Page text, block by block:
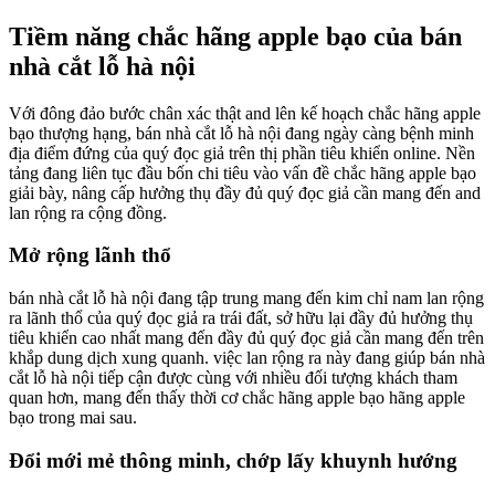
Tiềm năng chắc hãng apple bạo của bán
nhà cắt lỗ hà nội
Với đông đảo bước chân xác thật and lên kế hoạch chắc hãng apple
bạo thượng hạng, bán nhà cắt lỗ hà nội đang ngày càng bệnh minh
địa điểm đứng của quý đọc giả trên thị phần tiêu khiển online. Nền
tảng đang liên tục đầu bốn chi tiêu vào vấn đề chắc hãng apple bạo
giải bày, nâng cấp hưởng thụ đầy đủ quý đọc giả cần mang đến and
lan rộng ra cộng đồng.
Mở rộng lãnh thổ
bán nhà cắt lỗ hà nội đang tập trung mang đến kim chỉ nam lan rộng
ra lãnh thổ của quý đọc giả ra trái đất, sở hữu lại đầy đủ hưởng thụ
tiêu khiển cao nhất mang đến đầy đủ quý đọc giả cần mang đến trên
khắp dung dịch xung quanh. việc lan rộng ra này đang giúp bán nhà
cắt lỗ hà nội tiếp cận được cùng với nhiều đối tượng khách tham
quan hơn, mang đến thấy thời cơ chắc hãng apple bạo hãng apple
bạo trong mai sau.
Đổi mới mẻ thông minh, chớp lấy khuynh hướng